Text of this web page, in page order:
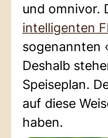
und omnivor.
intelligenten
sogenannten
Deshalb
Speiseplan.
auf diese
haben.